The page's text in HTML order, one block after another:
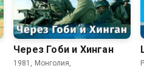
Через Гоби и Хинган
1981, Монголия,